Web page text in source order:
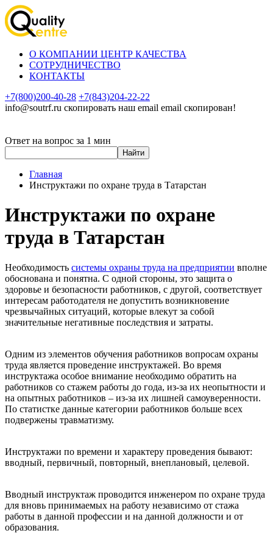
О КОМПАНИИ ЦЕНТР КАЧЕСТВА
СОТРУДНИЧЕСТВО
КОНТАКТЫ
+7(800)200-40-28 +7(843)204-22-22
info@soutrf.ru скопировать наш email email скопирован!
Ответ на вопрос за 1 мин
Главная
Инструктажи по охране труда в Татарстан
Инструктажи по охране
труда в Татарстан
Необходимость системы охраны труда на предприятии вполне
обоснована и понятна. С одной стороны, это защита о
здоровье и безопасности работников, с другой, соответствует
интересам работодателя не допустить возникновение
чрезвычайных ситуаций, которые влекут за собой
значительные негативные последствия и затраты.
Одним из элементов обучения работников вопросам охраны
труда является проведение инструктажей. Во время
инструктажа особое внимание необходимо обратить на
работников со стажем работы до года, из-за их неопытности и
на опытных работников – из-за их лишней самоуверенности.
По статистке данные категории работников больше всех
подвержены травматизму.
Инструктажи по времени и характеру проведения бывают:
вводный, первичный, повторный, внеплановый, целевой.
Вводный инструктаж проводится инженером по охране труда
для вновь принимаемых на работу независимо от стажа
работы в данной профессии и на данной должности и от
образования.